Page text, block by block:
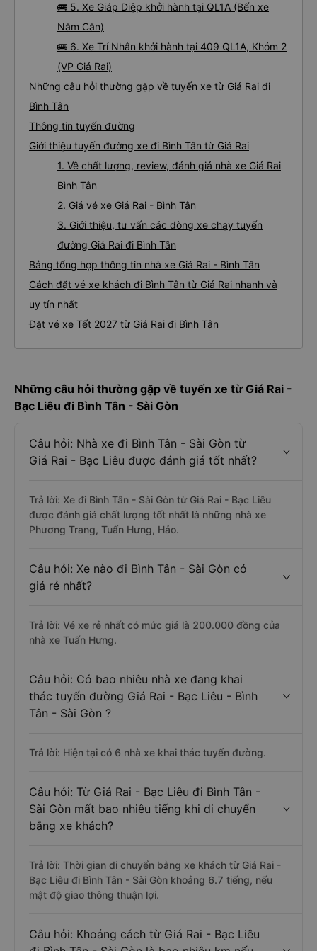
🚌 5. Xe Giáp Diệp khởi hành tại QL1A (Bến xe
Năm Căn)
🚌 6. Xe Trí Nhân khởi hành tại 409 QL1A, Khóm 2
(VP Giá Rai)
Những câu hỏi thường gặp về tuyến xe từ Giá Rai đi
Bình Tân
Thông tin tuyến đường
Giới thiệu tuyến đường xe đi Bình Tân từ Giá Rai
1. Về chất lượng, review, đánh giá nhà xe Giá Rai
Bình Tân
2. Giá vé xe Giá Rai - Bình Tân
3. Giới thiệu, tư vấn các dòng xe chạy tuyến
đường Giá Rai đi Bình Tân
Bảng tổng hợp thông tin nhà xe Giá Rai - Bình Tân
Cách đặt vé xe khách đi Bình Tân từ Giá Rai nhanh và
uy tín nhất
Đặt vé xe Tết 2027 từ Giá Rai đi Bình Tân
Những câu hỏi thường gặp về tuyến xe từ Giá Rai -
Bạc Liêu đi Bình Tân - Sài Gòn
Câu hỏi: Nhà xe đi Bình Tân - Sài Gòn từ
Giá Rai - Bạc Liêu được đánh giá tốt nhất?
Trả lời: Xe đi Bình Tân - Sài Gòn từ Giá Rai - Bạc Liêu
được đánh giá chất lượng tốt nhất là những nhà xe
Phương Trang, Tuấn Hưng, Hảo.
Câu hỏi: Xe nào đi Bình Tân - Sài Gòn có
giá rẻ nhất?
Trả lời: Vé xe rẻ nhất có mức giá là 200.000 đồng của
nhà xe Tuấn Hưng.
Câu hỏi: Có bao nhiêu nhà xe đang khai
thác tuyến đường Giá Rai - Bạc Liêu - Bình
Tân - Sài Gòn ?
Trả lời: Hiện tại có 6 nhà xe khai thác tuyến đường.
Câu hỏi: Từ Giá Rai - Bạc Liêu đi Bình Tân -
Sài Gòn mất bao nhiêu tiếng khi di chuyển
bằng xe khách?
Trả lời: Thời gian di chuyển bằng xe khách từ Giá Rai -
Bạc Liêu đi Bình Tân - Sài Gòn khoảng 6.7 tiếng, nếu
mật độ giao thông thuận lợi.
Câu hỏi: Khoảng cách từ Giá Rai - Bạc Liêu